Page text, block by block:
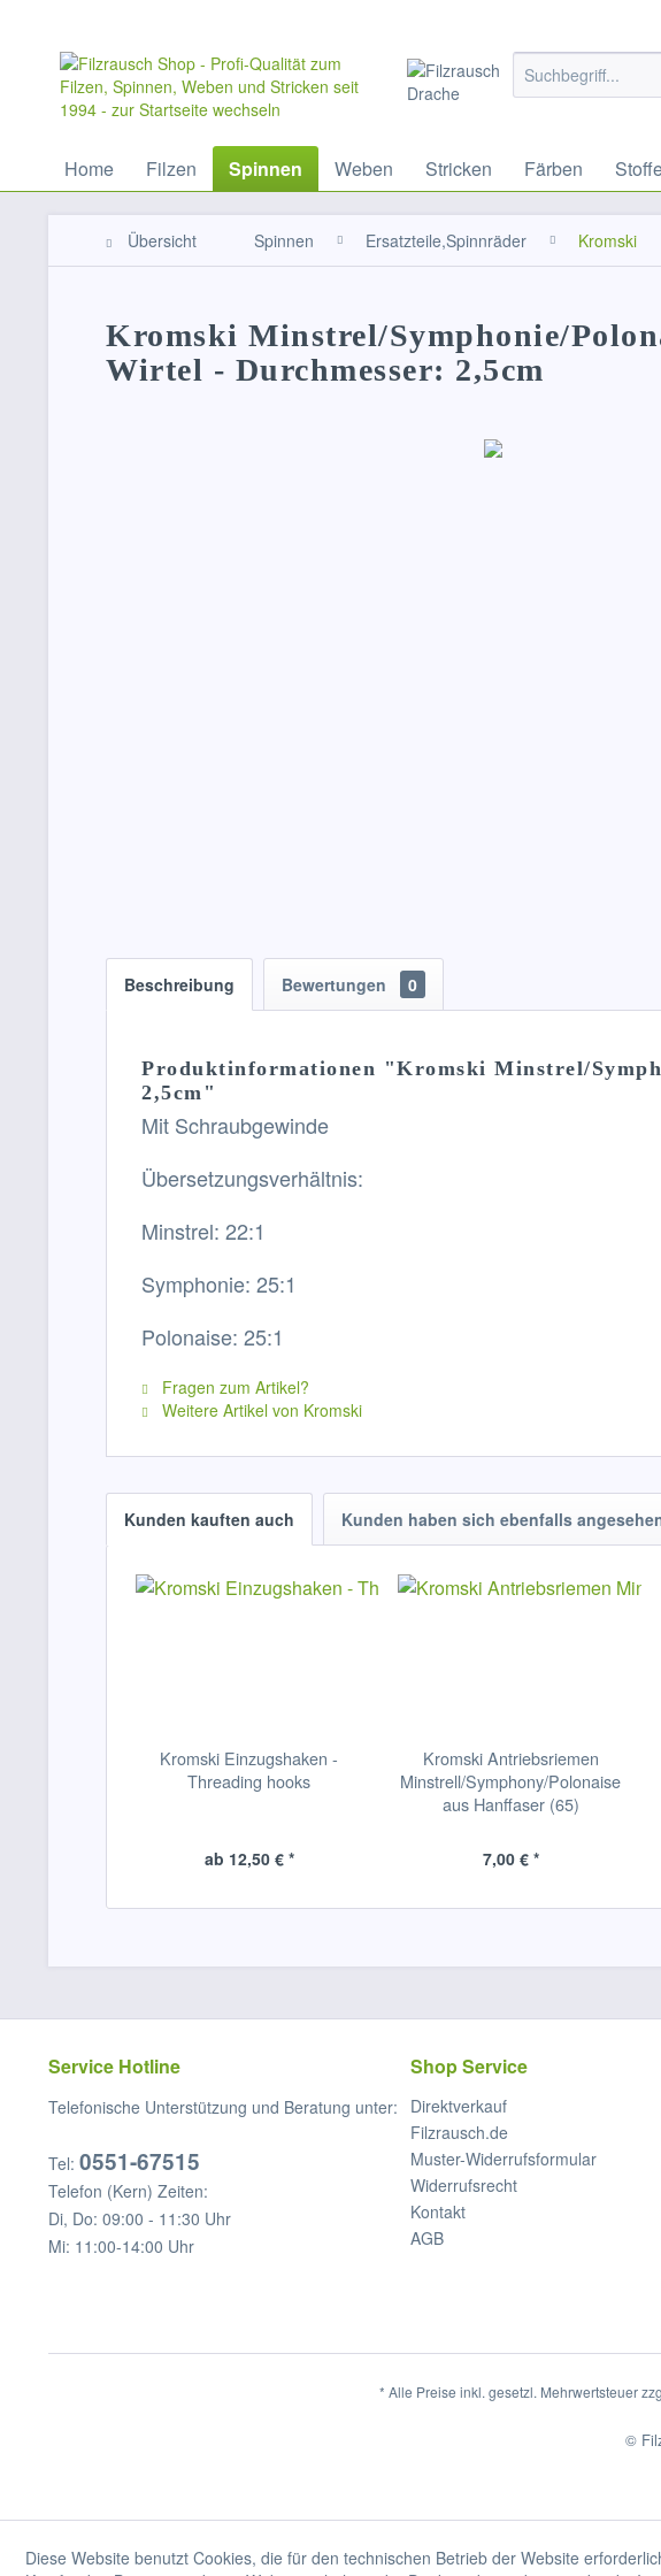
Home Filzen Spinnen Weben Stricken Färben
Übersicht Spinnen Ersatzteile,Spinnräder Kromski
Kromski Minstrel/Symphonie/
Wirtel - Durchmesser: 2,5cm
Beschreibung Bewertungen 0
Produktinformationen "Kromski Minstrel/
2,5cm"
Mit Schraubgewinde
Übersetzungsverhältnis:
Minstrel: 22:1
Symphonie: 25:1
Polonaise: 25:1
Fragen zum Artikel?
Weitere Artikel von Kromski
Kunden kauften auch Kunden haben sich ebenfalls
Kromski Einzugshaken -
Threading hooks
ab 12,50 € *
Kromski Antriebsriemen
Minstrell/Symphony/Polonaise
aus Hanffaser (65)
7,00 € *
Service Hotline
Telefonische Unterstützung und Beratung unter:
Tel: 0551-67515
Telefon (Kern) Zeiten:
Di, Do: 09:00 - 11:30 Uhr
Mi: 11:00-14:00 Uhr
Shop Service
Direktverkauf
Filzrausch.de
Muster-Widerrufsformular
Widerrufsrecht
Kontakt
AGB
* Alle Preise inkl. gesetzl. Mehrwertsteuer
©
Diese Website benutzt Cookies, die für den technischen Betrieb der Website